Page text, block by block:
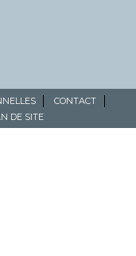
CONTACT
DE SITE